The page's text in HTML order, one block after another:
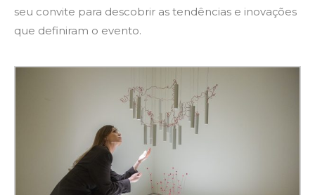
seu convite para descobrir as tendências e inovações
que definiram o evento.